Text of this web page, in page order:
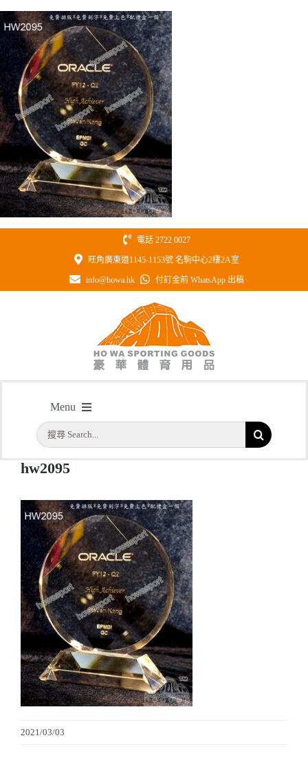
Skip
to
content
電話 2722 0027
旺角廣東道1145-1153號 名駒中心2樓2A室
info@howa.hk 付訂金前 WhatsApp 出稿
Menu
首頁
一天快取
實用系列
水晶獎座
金箔畫
意大利獎盃
旗座/旗桿
搜
索
結
主頁 /
hw2095
2021/03/03